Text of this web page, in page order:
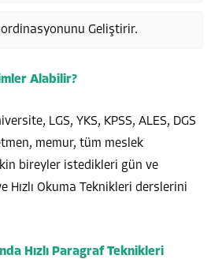
Geliştirir.
Alabilir?
LGS, YKS, KPSS, ALES, DGS
memur, tüm meslek
bireyler istedikleri gün ve
Hızlı Okuma Teknikleri derslerini
Hızlı Paragraf Teknikleri